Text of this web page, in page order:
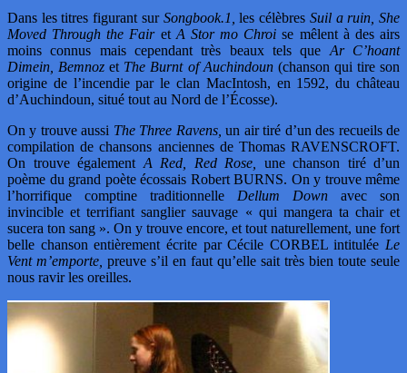
Dans les titres figurant sur Songbook.1, les célèbres Suil a ruin, She
Moved Through the Fairet A Stor mo Chroi se mêlent à des airs
moins connus mais cependant très beaux tels que Ar C’hoant
Dimein, Bemnoz et The Burnt of Auchindoun(chanson qui tire son
origine de l’incendie par le clan MacIntosh, en 1592, du château
d’Auchindoun, situé tout au Nord de l’Écosse).
On y trouve aussi The Three Ravens, un air tiré d’un des recueils de
compilation de chansons anciennes de Thomas RAVENSCROFT.
On trouve également A Red, Red Rose,
une chanson tiré d’un
poème du grand poète écossais Robert BURNS. On y trouve même
l’horrifique comptine traditionnelle Dellum Down avec son
invincible et terrifiant sanglier sauvage « qui mangera ta chair et
sucera ton sang ». On y trouve encore, et tout naturellement, une fort
belle chanson entièrement écrite par Cécile CORBEL intitulée Le
Vent m’emporte, preuve s’il en faut qu’elle sait très bien toute seule
nous ravir les oreilles.